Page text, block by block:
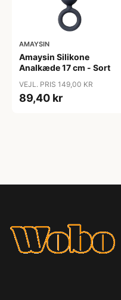
AMAYSIN
Amaysin Silikone
Analkæde 17 cm - Sort
VEJL. PRIS 149,00 KR
89,40 kr